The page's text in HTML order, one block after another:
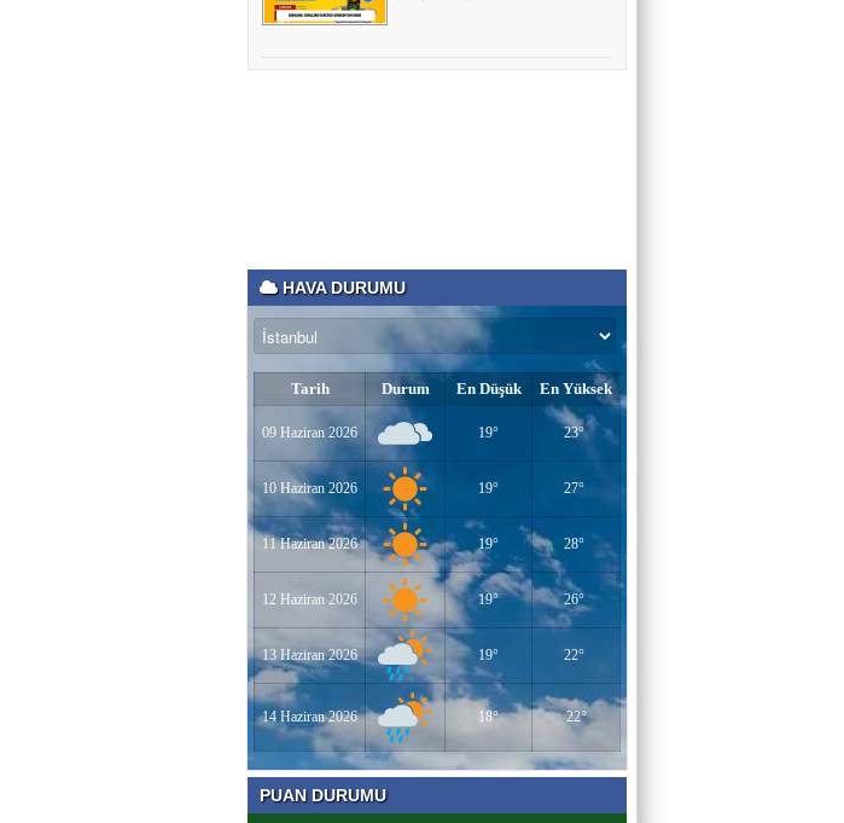
AYŞE GÜL ÖZER
AV. SEDAT İLBEGİ
YENİ PARTİ (Seçilmişlerin Mahvına,
Statükonun Devamına…)
HAMZA BALCI
"DİRİ DİRİ TOPRAĞA GÖMÜLEN
KIZA,HANGİ GÜNAHTAN ÖTÜRÜ
ÖLDÜRÜLDÜĞÜ SORULDUĞU
ZAMAN..." (TEKVİR, 8-9)
Uğur Çoban
Hız, Strateji ve Heyecanın Buluştuğu Spor
Nedir? VOLEYBOL
Muhammed Bolat
Uzayın Derinliklerinde Bir Yaşam Arayışı
Bir Derviş
Kadın İstihdamı mı, Aileyi Bitirme Projesi
mi?
HAVA DURUMU
Tarih Durum En Düşük En Yüksek
09 Haziran 2026 19° 23°
10 Haziran 2026 19° 27°
11 Haziran 2026 19° 28°
12 Haziran 2026 19° 26°
13 Haziran 2026 19° 22°
14 Haziran 2026 18° 22°
PUAN DURUMU